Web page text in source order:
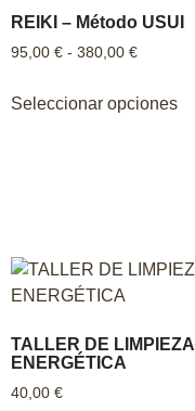
REIKI – Método USUI
95,00 € - 380,00 €
Seleccionar opciones
TALLER DE LIMPIEZA
ENERGÉTICA
40,00 €